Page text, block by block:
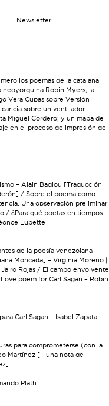
Newsletter
los poemas de la catalana
neoyorquina Robin Myers; la
Vera Cubas sobre Versión
caricia sobre un ventilador
Miguel Cordero; y un mapa de
en el proceso de impresión de
– Alain Badiou [Traducción
/ Sobre el poema como
Una observación preliminar
/ ¿Para qué poetas en tiempos
Lupette
de la poesía venezolana
Moncada] – Virginia Moreno |
Rojas / El campo envolvente
poem for Carl Sagan – Robin
Carl Sagan – Isabel Zapata
para comprometerse (con la
Martínez [+ una nota de
Plath